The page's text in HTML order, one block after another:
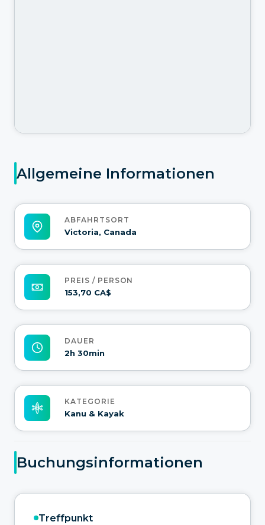
Allgemeine Informationen
ABFAHRTSORT
Victoria, Canada
PREIS / PERSON
153,70 CA$
DAUER
2h 30min
KATEGORIE
Kanu & Kayak
Buchungsinformationen
Treffpunkt